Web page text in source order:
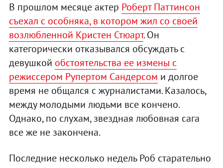
В прошлом месяце актер Роберт Паттинсон
съехал с особняка, в котором жил со своей
возлюбленной Кристен Стюарт. Он
категорически отказывался обсуждать с
девушкой обстоятельства ее измены с
режиссером Рупертом Сандерсом и долгое
время не общался с журналистами. Казалось,
между молодыми людьми все кончено.
Однако, по слухам, звездная любовная сага
все же не закончена.
Последние несколько недель Роб старательно